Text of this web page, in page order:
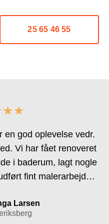
25 65 46 55
Vi har fået renoveret
i baderum, lagt nogle
fint malerarbejde.
og vil benytte det
Larsen